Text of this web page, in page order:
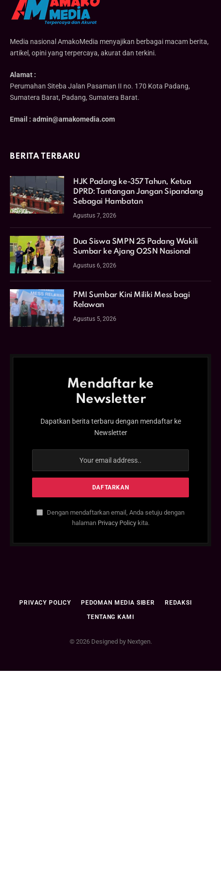
Media nasional AmakoMedia menyajikan berbagai macam berita,
artikel, opini yang terpercaya, akurat dan terkini.
Alamat :
Perumahan Siteba Jalan Pasaman II no. 170 Kota Padang,
Sumatera Barat, Padang, Sumatera Barat.
Email : admin@amakomedia.com
BERITA TERBARU
HJK Padang ke-357 Tahun, Ketua
DPRD: Tantangan Jangan Sipandang
Sebagai Hambatan
Agustus 7, 2026
Dua Siswa SMPN 25 Padang Wakili
Sumbar ke Ajang O2SN Nasional
Agustus 6, 2026
PMI Sumbar Kini Miliki Mess bagi
Relawan
Agustus 5, 2026
Mendaftar ke
Newsletter
Dapatkan berita terbaru dengan mendaftar ke
Newsletter
Dengan mendaftarkan email, Anda setuju dengan
halaman Privacy Policykita.
PRIVACY POLICY PEDOMAN MEDIA SIBER REDAKSI
TENTANG KAMI
© 2026 Designed by Nextgen.